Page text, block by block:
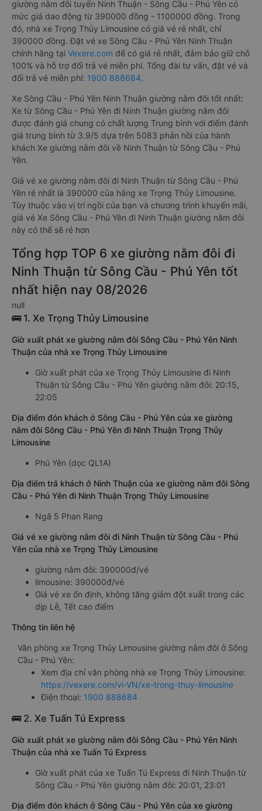
giường nằm đôi tuyến Ninh Thuận - Sông Cầu - Phú Yên có
mức giá dao động từ 390000 đồng - 1100000 đồng. Trong
đó, nhà xe Trọng Thủy Limousine có giá vé rẻ nhất, chỉ
390000 đồng. Đặt vé xe Sông Cầu - Phú Yên Ninh Thuận
chính hãng tại Vexere.com để có giá rẻ nhất, đảm bảo giữ chỗ
100% và hỗ trợ đổi trả vé miễn phí. Tổng đài tư vấn, đặt vé và
đổi trả vé miễn phí: 1900 888684.
Xe Sông Cầu - Phú Yên Ninh Thuận giường nằm đôi tốt nhất:
Xe từ Sông Cầu - Phú Yên đi Ninh Thuận giường nằm đôi
được đánh giá chung có chất lượng Trung bình với điểm đánh
giá trung bình từ 3.9/5 dựa trên 5083 phản hồi của hành
khách Xe giường nằm đôi về Ninh Thuận từ Sông Cầu - Phú
Yên.
Giá vé xe giường nằm đôi đi Ninh Thuận từ Sông Cầu - Phú
Yên rẻ nhất là 390000 của hãng xe Trọng Thủy Limousine.
Tùy thuộc vào vị trí ngồi của bạn và chương trình khuyến mãi,
giá vé Xe Sông Cầu - Phú Yên đi Ninh Thuận giường nằm đôi
này có thể sẽ rẻ hơn
Tổng hợp TOP 6 xe giường nằm đôi đi
Ninh Thuận từ Sông Cầu - Phú Yên tốt
nhất hiện nay 08/2026
null
🚌 1. Xe Trọng Thủy Limousine
Giờ xuất phát xe giường nằm đôi Sông Cầu - Phú Yên Ninh
Thuận của nhà xe Trọng Thủy Limousine
Giờ xuất phát của xe Trọng Thủy Limousine đi Ninh
Thuận từ Sông Cầu - Phú Yên giường nằm đôi: 20:15,
22:05
Địa điểm đón khách ở Sông Cầu - Phú Yên của xe giường
nằm đôi Sông Cầu - Phú Yên đi Ninh Thuận Trọng Thủy
Limousine
Phú Yên (dọc QL1A)
Địa điểm trả khách ở Ninh Thuận của xe giường nằm đôi Sông
Cầu - Phú Yên đi Ninh Thuận Trọng Thủy Limousine
Ngã 5 Phan Rang
Giá vé xe giường nằm đôi đi Ninh Thuận từ Sông Cầu - Phú
Yên của nhà xe Trọng Thủy Limousine
giường nằm đôi: 390000đ/vé
limousine: 390000đ/vé
Giá vé xe ổn định, không tăng giảm đột xuất trong các
dịp Lễ, Tết cao điểm
Thông tin liên hệ
Văn phòng xe Trọng Thủy Limousine giường nằm đôi ở Sông
Cầu - Phú Yên:
Xem địa chỉ văn phòng nhà xe Trọng Thủy Limousine:
https://vexere.com/vi-VN/xe-trong-thuy-limousine
Điện thoại: 1900 888684
🚌 2. Xe Tuấn Tú Express
Giờ xuất phát xe giường nằm đôi Sông Cầu - Phú Yên Ninh
Thuận của nhà xe Tuấn Tú Express
Giờ xuất phát của xe Tuấn Tú Express đi Ninh Thuận từ
Sông Cầu - Phú Yên giường nằm đôi: 20:01, 23:01
Địa điểm đón khách ở Sông Cầu - Phú Yên của xe giường